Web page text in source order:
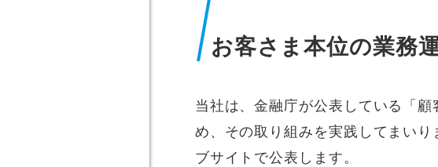
お客さま本位の業務
当社は、金融庁が公表している「
め、その取り組みを実践してまい
ブサイトで公表します。